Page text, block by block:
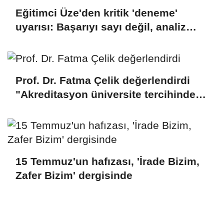
Eğitimci Üze'den kritik 'deneme'
uyarısı: Başarıyı sayı değil, analiz
Prof. Dr. Fatma Çelik değerlendirdi
"Akreditasyon üniversite tercihinde
parametredir"
15 Temmuz'un hafızası, 'İrade Bizim,
Zafer Bizim' dergisinde